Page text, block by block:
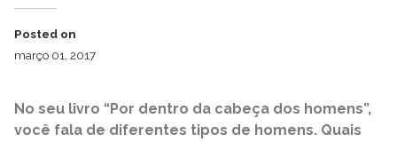
Posted on
março 01, 2017
No seu livro “Por dentro da cabeça dos homens”,
você fala de diferentes tipos de homens. Quais